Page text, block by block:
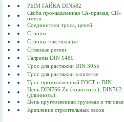
РЫМ ГАЙКА DIN582
Скоба промышленная СА-прямая, СИ-
омега
Соединители троса, цепей
Стропы
Стропы текстильные
Стяжные ремни
Талрепы DIN 1480
Трос для растяжки DIN 3055
Трос для растяжки в оплетке
Трос промышленный ГОСТ и DIN
Цепь DIN766 Zn (короткозв.), DIN763
(длиннозв.)
Цепь круглозвенная грузовая и тяговая
Крепление строительных лесов